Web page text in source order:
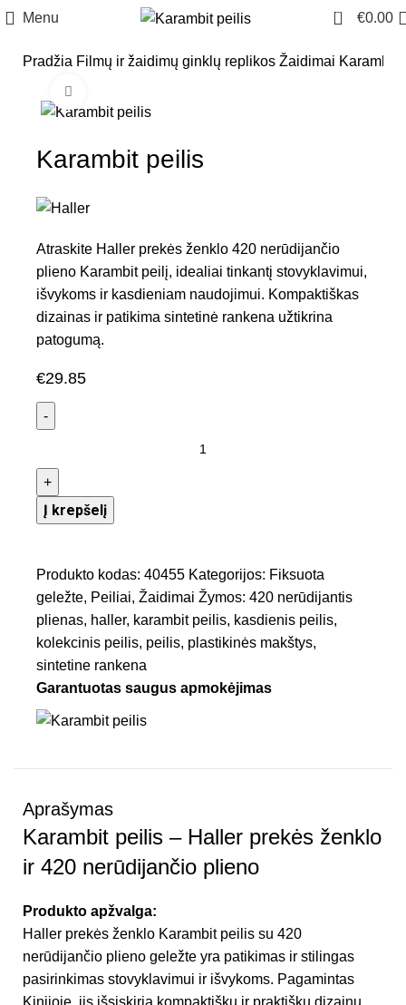
Menu 0 €0.00
Pradžia Filmų ir žaidimų ginklų replikos Žaidimai Karambit
Karambit peilis
Atraskite Haller prekės ženklo 420 nerūdijančio
plieno Karambit peilį, idealiai tinkantį stovyklavimui,
išvykoms ir kasdieniam naudojimui. Kompaktiškas
dizainas ir patikima sintetinė rankena užtikrina
patogumą.
€29.85
Į krepšelį
Produkto kodas: 40455 Kategorijos: Fiksuota
geležte, Peiliai, Žaidimai Žymos: 420 nerūdijantis
plienas, haller, karambit peilis, kasdienis peilis,
kolekcinis peilis, peilis, plastikinės makštys,
sintetine rankena
Garantuotas saugus apmokėjimas
Aprašymas
Karambit peilis – Haller prekės ženklo
ir 420 nerūdijančio plieno
Produkto apžvalga:
Haller prekės ženklo Karambit peilis su 420
nerūdijančio plieno geležte yra patikimas ir stilingas
pasirinkimas stovyklavimui ir išvykoms. Pagamintas
Kinijoje, jis išsiskiria kompaktišku ir praktišku dizainu,